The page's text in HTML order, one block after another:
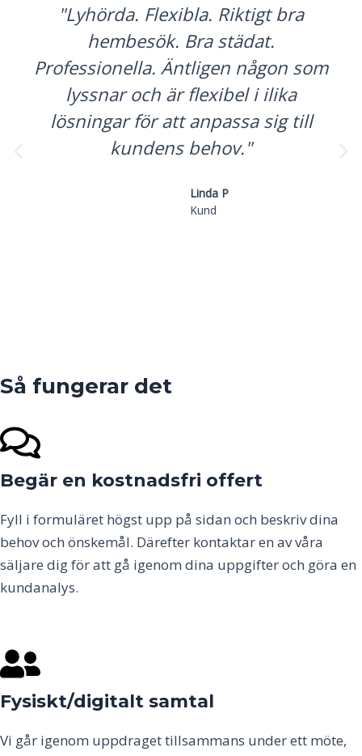
"Lyhörda. Flexibla. Riktigt bra
hembesök. Bra städat.
Professionella. Äntligen någon som
lyssnar och är flexibel i ilika
lösningar för att anpassa sig till
kundens behov."
Linda P
Kund
Så fungerar det
Begär en kostnadsfri offert
Fyll i formuläret högst upp på sidan och beskriv dina
behov och önskemål. Därefter kontaktar en av våra
säljare dig för att gå igenom dina uppgifter och göra en
kundanalys.
Fysiskt/digitalt samtal
Vi går igenom uppdraget tillsammans under ett möte,